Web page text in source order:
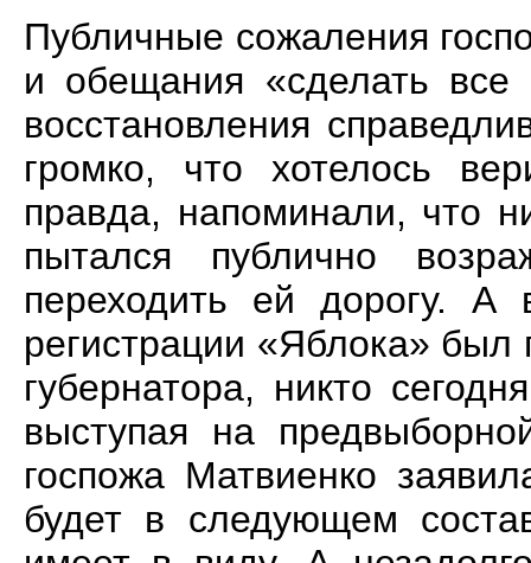
Публичные сожаления
и обещания «сделать
восстановления
громко, что хотелось
правда, напоминали, что
пытался публично
переходить ей дорогу. А
регистрации «Яблока» был
губернатора, никто
выступая на
госпожа Матвиенко
будет в следующем